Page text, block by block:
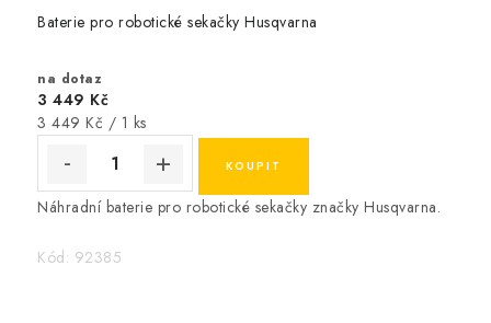
Baterie pro robotické sekačky Husqvarna
na dotaz
3 449 Kč
Měrná
3 449 Kč / 1 ks
Náhradní baterie pro robotické sekačky značky Husqvarna.
Kód: 92385